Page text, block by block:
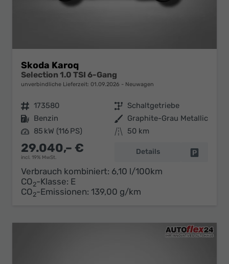
Skoda Karoq
Selection 1.0 TSI 6-Gang
unverbindliche Lieferzeit: 01.09.2026 Neuwagen
Fahrzeugnr. 173580 Getriebe Schaltgetriebe
Kraftstoff Benzin Außenfarbe Graphite-Grau Metallic
Leistung 85 kW (116 PS) Kilometerstand 50 km
29.040,– €
incl. 19% MwSt.
Details
Verbrauch kombiniert: 6,10 l/100km
CO2-Klasse: E
CO2-Emissionen: 139,00 g/km